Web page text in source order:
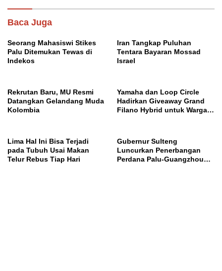
Baca Juga
Seorang Mahasiswi Stikes
Palu Ditemukan Tewas di
Indekos
Iran Tangkap Puluhan
Tentara Bayaran Mossad
Israel
Rekrutan Baru, MU Resmi
Datangkan Gelandang Muda
Kolombia
Yamaha dan Loop Circle
Hadirkan Giveaway Grand
Filano Hybrid untuk Warga
Lima Hal Ini Bisa Terjadi
pada Tubuh Usai Makan
Telur Rebus Tiap Hari
Gubernur Sulteng
Luncurkan Penerbangan
Perdana Palu-Guangzhou